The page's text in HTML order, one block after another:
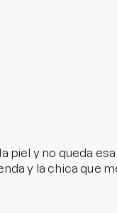
piel y no queda
y la chica que